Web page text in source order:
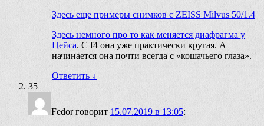
Здесь еще примеры снимков с ZEISS Milvus 50/1.4
Здесь немного про то как меняется диафрагма у
Цейса. С f4 она уже практически кругая. А
начинается она почти всегда с «кошачьего глаза».
Ответить ↓
35
Fedor говорит 15.07.2019 в 13:05: